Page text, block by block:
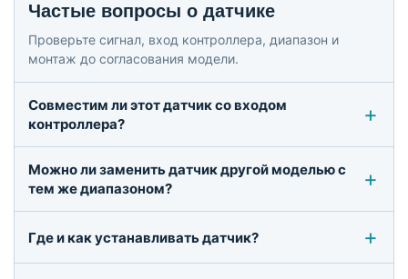
Частые вопросы о датчике
Проверьте сигнал, вход контроллера, диапазон и
монтаж до согласования модели.
Совместим ли этот датчик со входом
контроллера?
Можно ли заменить датчик другой моделью с
тем же диапазоном?
Где и как устанавливать датчик?